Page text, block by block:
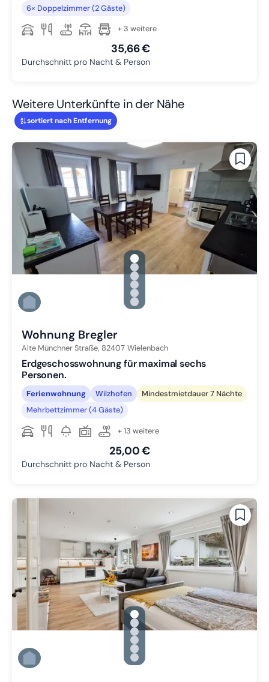
6× Doppelzimmer (2 Gäste)
+ 3 weitere
35,66 €
Durchschnitt pro Nacht & Person
Weitere Unterkünfte in der Nähe
sortiert nach Entfernung
gallery.slide_selector
Zu Slide 1 wechseln
Zu Slide 2 wechseln
Zu Slide 3 wechseln
Zu Slide 4 wechseln
Zu Slide 5 wechseln
Zu Slide 6 wechseln
Wohnung Bregler
Alte Münchner Straße, 82407 Wielenbach
Erdgeschosswohnung für maximal sechs
Personen.
Ferienwohnung Wilzhofen
Mindestmietdauer 7 Nächte
Mehrbettzimmer (4 Gäste)
+ 13 weitere
25,00 €
Durchschnitt pro Nacht & Person
gallery.slide_selector
Zu Slide 1 wechseln
Zu Slide 2 wechseln
Zu Slide 3 wechseln
Zu Slide 4 wechseln
Zu Slide 5 wechseln
Zu Slide 6 wechseln